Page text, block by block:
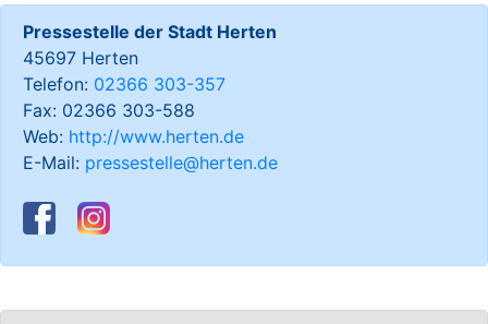
Pressestelle der Stadt Herten
45697 Herten
Telefon: 02366 303-357
Fax: 02366 303-588
Web: http://www.herten.de
E-Mail: pressestelle@herten.de